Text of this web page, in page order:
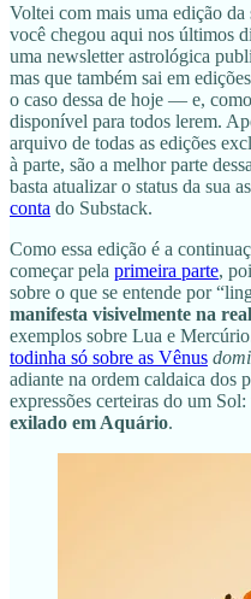
Voltei com mais uma edição da
você chegou aqui nos últimos
uma newsletter astrológica
mas que também sai em
o caso dessa de hoje — e,
disponível para todos lerem.
arquivo de todas as edições
à parte, são a melhor parte
basta atualizar o status da sua
conta do Substack.
Como essa edição é a
começar pela primeira parte,
sobre o que se entende por
manifesta visivelmente na
exemplos sobre Lua e
todinha só sobre as Vênus
adiante na ordem caldaica dos
expressões certeiras do um Sol:
exilado em Aquário.